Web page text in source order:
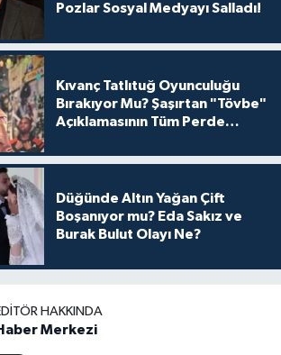
Pozlar Sosyal Medyayı Salladı!
Kıvanç Tatlıtuğ Oyunculuğu
Bırakıyor Mu? Şaşırtan "Tövbe"
Açıklamasının Tüm Perde
Düğünde Altın Yağan Çift
Boşanıyor mu? Eda Sakız ve
Burak Bulut Olayı Ne?
HAKKINDA
Merkezi